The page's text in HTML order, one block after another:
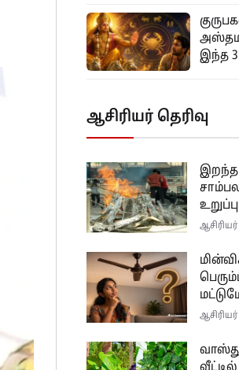
இந்த 3
ஆசிரியர் தெரிவு
இறந்த